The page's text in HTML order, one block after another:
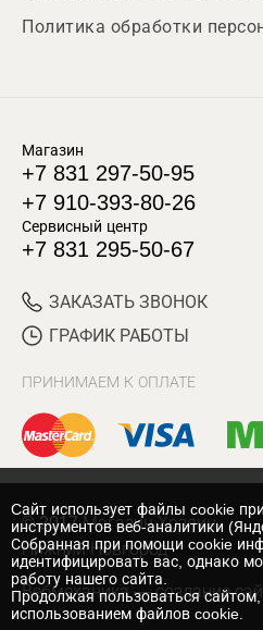
Политика обработки
Магазин
+7 831 297-50-95
+7 910-393-80-26
Сервисный центр
+7 831 295-50-67
ЗАКАЗАТЬ ЗВОНОК
ГРАФИК РАБОТЫ
ПРИНИМАЕМ К ОПЛАТЕ
© 2017 Магазин Хозяин
Нижний Новгород
Вебмеханика — создание
Cайт использует файлы cookie
инструментов веб-аналитики
Собранная при помощи cookie
идентифицировать вас, однако
работу нашего сайта.
Продолжая пользоваться
использованием файлов cookie.